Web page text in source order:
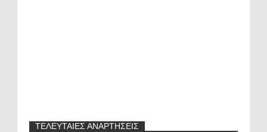
ΤΕΛΕΥΤΑΙΕΣ ΑΝΑΡΤΗΣΕΙΣ